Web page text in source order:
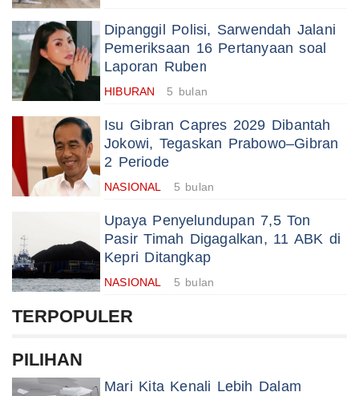
Dipanggil Polisi, Sarwendah Jalani
Pemeriksaan 16 Pertanyaan soal
Laporan Ruben
HIBURAN 5 bulan
Isu Gibran Capres 2029 Dibantah
Jokowi, Tegaskan Prabowo–Gibran
2 Periode
NASIONAL 5 bulan
Upaya Penyelundupan 7,5 Ton
Pasir Timah Digagalkan, 11 ABK di
Kepri Ditangkap
NASIONAL 5 bulan
TERPOPULER
PILIHAN
Mari Kita Kenali Lebih Dalam